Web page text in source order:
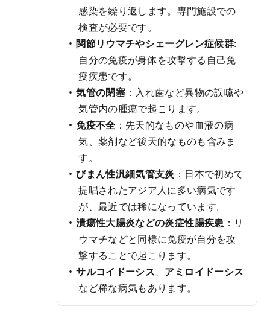
感染を繰り返します。専門施設での
検査が必要です。
関節リウマチやシェーグレン症候群:
自分の免疫が身体を攻撃する自己免
疫疾患です。
気管の閉塞 ：入れ歯など異物の誤嚥や
気管内の腫瘍で起こります。
免疫不全 ：先天的なものや血液の病
気、薬剤など後天的なものも含みま
す。
びまん性汎細気管支炎 ：日本で初めて
提唱されたアジア人に多い病気です
が、最近では稀になっています。
潰瘍性大腸炎などの炎症性腸疾患 ：リ
ウマチなどと同様に免疫が自分を攻
撃することで起こります。
サルコイドーシス、 アミロイドーシス
など稀な病気もあります。